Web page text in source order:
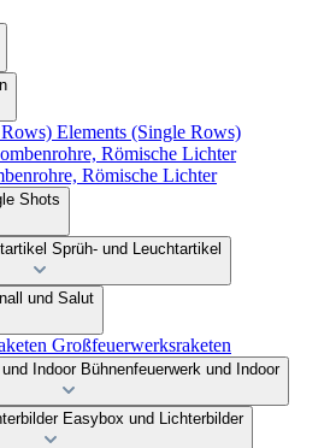
Elements (Single Rows)
Römische Lichter
Shots
Sprüh- und Leuchtartikel
und Salut
Großfeuerwerksraketen
Bühnenfeuerwerk und Indoor
Easybox und Lichterbilder